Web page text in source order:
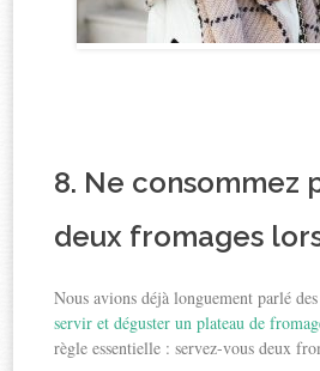
8. Ne consommez
deux fromages lors
Nous avions déjà longuement parlé
servir et déguster un plateau de
règle essentielle : servez-vous deux